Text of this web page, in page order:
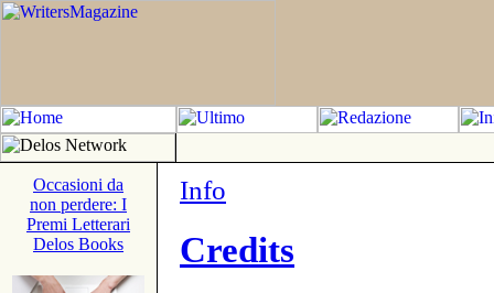
Occasioni da
non perdere: I
Premi Letterari
Delos Books
Info
Credits